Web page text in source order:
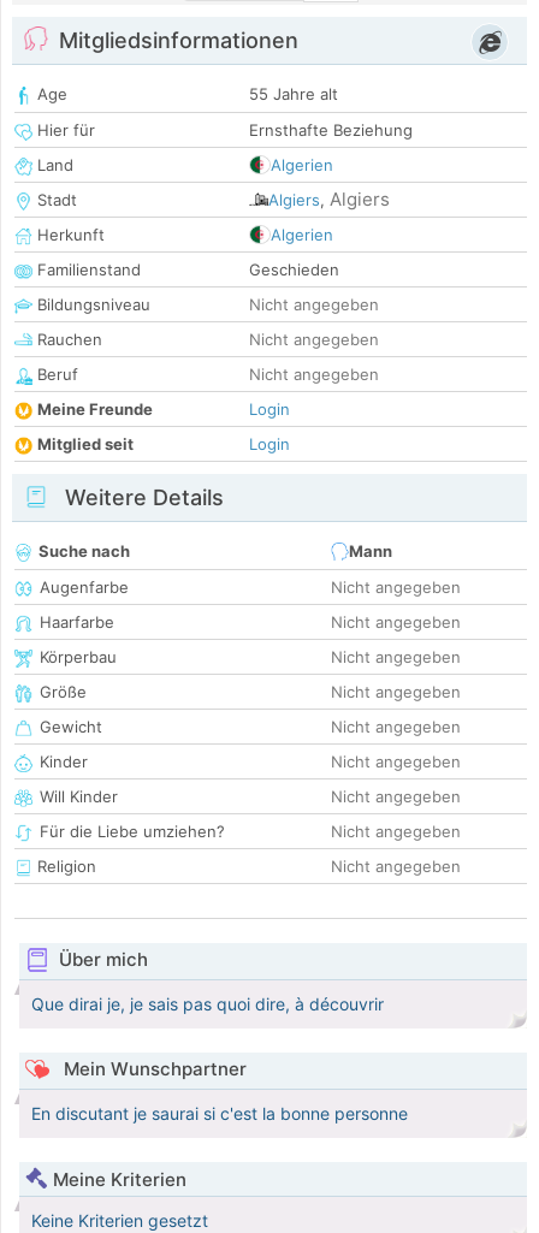
Mitgliedsinformationen
Age
55 Jahre alt
Hier für
Ernsthafte Beziehung
Land
Algerien
Stadt
Algiers, Algiers
Herkunft
Algerien
Familienstand
Geschieden
Bildungsniveau
Nicht angegeben
Rauchen
Nicht angegeben
Beruf
Nicht angegeben
Meine Freunde
Login
Mitglied seit
Login
Weitere Details
Suche nach
Mann
Augenfarbe
Nicht angegeben
Haarfarbe
Nicht angegeben
Körperbau
Nicht angegeben
Größe
Nicht angegeben
Gewicht
Nicht angegeben
Kinder
Nicht angegeben
Will Kinder
Nicht angegeben
Für die Liebe umziehen?
Nicht angegeben
Religion
Nicht angegeben
Über mich
Que dirai je, je sais pas quoi dire, à découvrir
Mein Wunschpartner
En discutant je saurai si c'est la bonne personne
Meine Kriterien
Keine Kriterien gesetzt